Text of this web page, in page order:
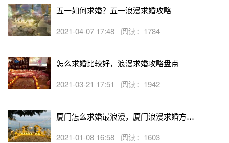
自己的家里都很方便的，可以买一些很普通的东西自己手工
位男友们，如果你们已经认定了你的女友就是你一生要照顾
得人，那么就提前准备着，可以提前制作心愿瓶，求婚时告
诉女友这个是她装下她所有愿望你帮她实现的东西；用卫生
好。可以自己制作属于两人的结婚照，求婚时女友看到你的
心意，定会感动。
五一如何求婚？五一浪漫求婚攻略
2021-04-07 17:48 阅读：1784
怎么求婚比较好，浪漫求婚攻略盘点
2021-03-21 17:51 阅读：1942
厦门怎么求婚最浪漫，厦门浪漫求婚方式
2021-01-08 16:58 阅读：1603